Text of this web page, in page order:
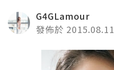
G4GLamour
發佈於 2015.08.11